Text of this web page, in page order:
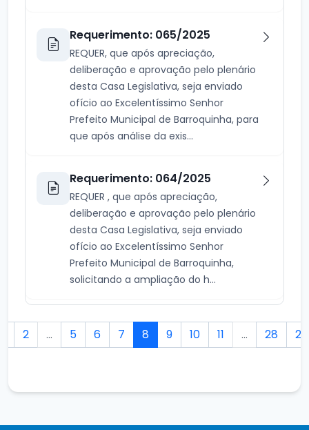
Requerimento: 065/2025
REQUER, que após apreciação,
deliberação e aprovação pelo plenário
desta Casa Legislativa, seja enviado
ofício ao Excelentíssimo Senhor
Prefeito Municipal de Barroquinha, para
que após análise da exis...
Requerimento: 064/2025
REQUER , que após apreciação,
deliberação e aprovação pelo plenário
desta Casa Legislativa, seja enviado
ofício ao Excelentíssimo Senhor
Prefeito Municipal de Barroquinha,
solicitando a ampliação do h...
2 ... 5 6 7 8 9 10 11 ... 28 29